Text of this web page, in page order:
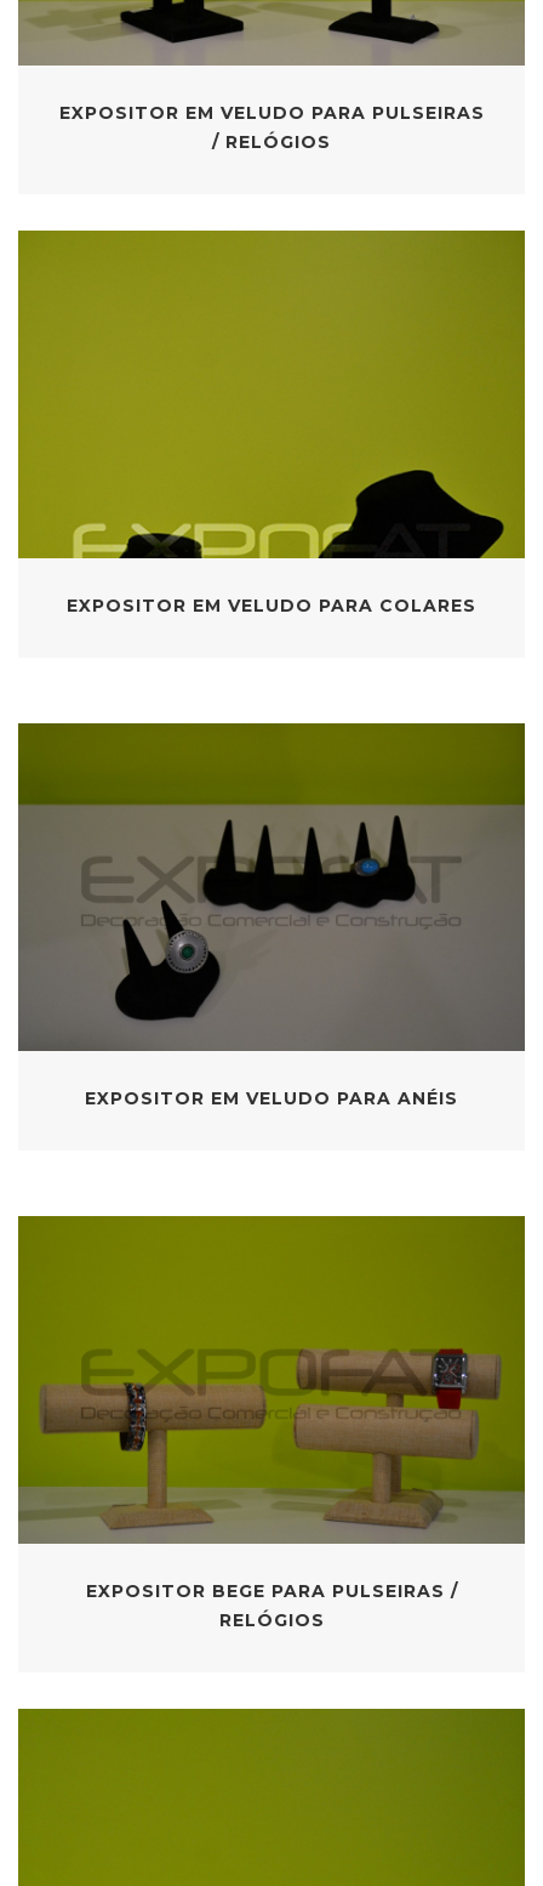
EXPOSITOR EM VELUDO PARA PULSEIRAS
/ RELÓGIOS
EXPOSITOR EM VELUDO PARA COLARES
EXPOSITOR EM VELUDO PARA ANÉIS
EXPOSITOR BEGE PARA PULSEIRAS /
RELÓGIOS